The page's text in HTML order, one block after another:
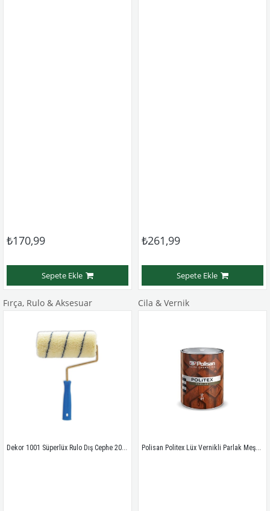
₺170,99
Sepete Ekle
₺261,99
Sepete Ekle
Fırça, Rulo & Aksesuar
Dekor 1001 Süperlüx Rulo Dış Cephe 20 cm
Cila & Vernik
Polisan Politex Lüx Vernikli Parlak Meşe 0.75 Lt